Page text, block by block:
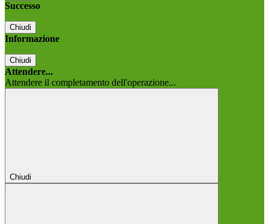
Successo
Chiudi
Informazione
Chiudi
Attendere...
Attendere il completamento dell'operazione...
Chiudi